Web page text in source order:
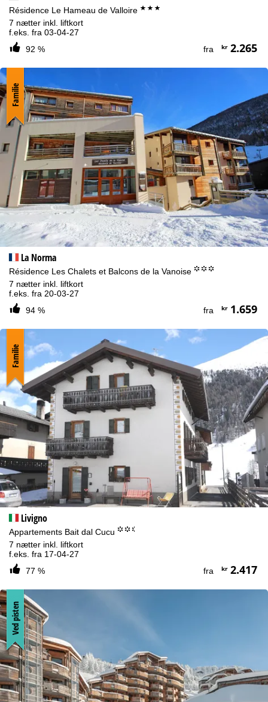
Résidence Le Hameau de Valloire ***
7 nætter inkl. liftkort
f.eks. fra 03-04-27
92 %
fra kr2.265
La Norma
Résidence Les Chalets et Balcons de la Vanoise °°°
7 nætter inkl. liftkort
f.eks. fra 20-03-27
94 %
fra kr1.659
Familie
Livigno
Appartements Bait dal Cucu °°.
7 nætter inkl. liftkort
f.eks. fra 17-04-27
77 %
fra kr2.417
Familie
Ved pisten